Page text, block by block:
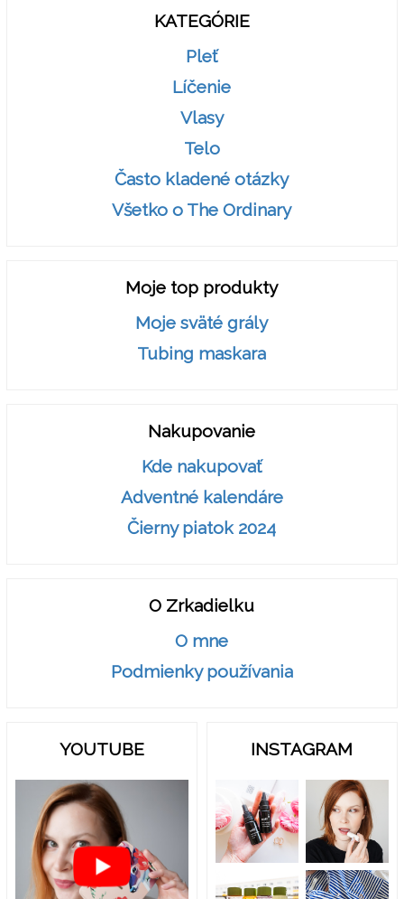
KATEGÓRIE
Pleť
Líčenie
Vlasy
Telo
Často kladené otázky
Všetko o The Ordinary
Moje top produkty
Moje sväté grály
Tubing maskara
Nakupovanie
Kde nakupovať
Adventné kalendáre
Čierny piatok 2024
O Zrkadielku
O mne
Podmienky používania
YOUTUBE INSTAGRAM